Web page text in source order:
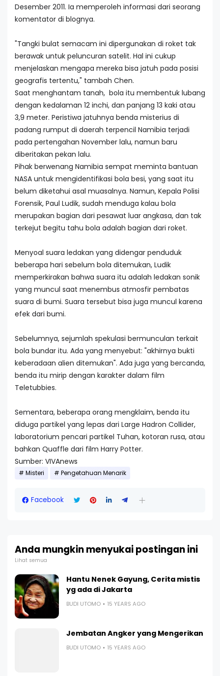
Desember 2011. Ia memperoleh informasi dari seorang
komentator di blognya.
"Tangki bulat semacam ini dipergunakan di roket tak
berawak untuk peluncuran satelit. Hal ini cukup
menjelaskan mengapa mereka bisa jatuh pada posisi
geografis tertentu," tambah Chen.
Saat menghantam tanah, bola itu membentuk lubang
dengan kedalaman 12 inchi, dan panjang 13 kaki atau
3,9 meter. Peristiwa jatuhnya benda misterius di
padang rumput di daerah terpencil Namibia terjadi
pada pertengahan November lalu, namun baru
diberitakan pekan lalu.
Pihak berwenang Namibia sempat meminta bantuan
NASA untuk mengidentifikasi bola besi, yang saat itu
belum diketahui asal muasalnya. Namun, Kepala Polisi
Forensik, Paul Ludik, sudah menduga kalau bola
merupakan bagian dari pesawat luar angkasa, dan tak
terkejut begitu tahu bola adalah bagian dari roket.
Menyoal suara ledakan yang didengar penduduk
beberapa hari sebelum bola ditemukan, Ludik
memperkirakan bahwa suara itu adalah ledakan sonik
yang muncul saat menembus atmosfir pembatas
suara di bumi. Suara tersebut bisa juga muncul karena
efek dari bumi.
Sebelumnya, sejumlah spekulasi bermunculan terkait
bola bundar itu. Ada yang menyebut: "akhirnya bukti
keberadaan alien ditemukan". Ada juga yang bercanda,
benda itu mirip dengan karakter dalam film
Teletubbies.
Sementara, beberapa orang mengklaim, benda itu
diduga partikel yang lepas dari Large Hadron Collider,
laboratorium pencari partikel Tuhan, kotoran rusa, atau
bahkan Quaffle dari film Harry Potter.
Sumber: VIVAnews
Misteri Pengetahuan Menarik
Facebook
Anda mungkin menyukai postingan ini
Lihat semua
Hantu Nenek Gayung, Cerita mistis
yg ada di Jakarta
BUDI UTOMO 15 YEARS AGO
Jembatan Angker yang Mengerikan
BUDI UTOMO 15 YEARS AGO